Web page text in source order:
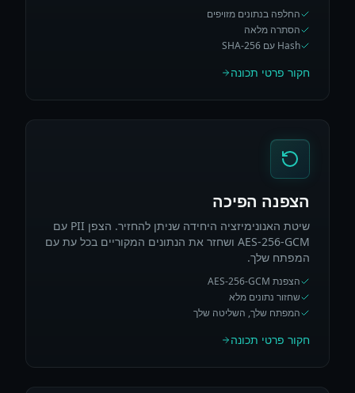
החלפה בנתונים מזויפים
הסתרה מלאה
Hash עם SHA-256
חקור פרטי תכונה
הצפנה הפיכה
שיטת האנונימיזציה היחידה שניתן להחזיר. הצפן PII עם
AES-256-GCM ושחזר את הנתונים המקוריים בכל עת עם
המפתח שלך.
הצפנת AES-256-GCM
שחזור נתונים מלא
המפתח שלך, השליטה שלך
חקור פרטי תכונה